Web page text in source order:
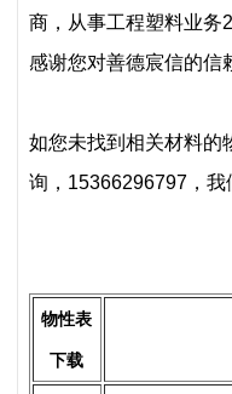
商，从事工程塑料业务
感谢您对善德宸信的信
如您未找到相关材料的
询，15366296797，我
物性表
下载